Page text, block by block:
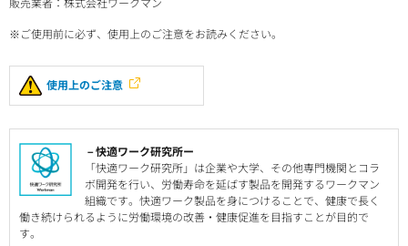
※ご使用前に必ず、使用上のご注意をお読みください。
使用上のご注意
－快適ワーク研究所ー
「快適ワーク研究所」は企業や大学、その他専門機関とコラ
ボ開発を行い、労働寿命を延ばす製品を開発するワークマン
組織です。快適ワーク製品を身につけることで、健康で長く
働き続けられるように労働環境の改善・健康促進を目指すことが目的で
す。